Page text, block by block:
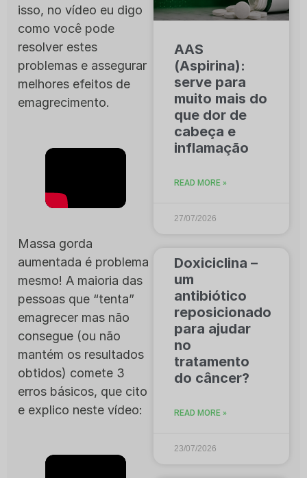
isso, no vídeo eu digo
como você pode
resolver estes
problemas e assegurar
melhores efeitos de
emagrecimento.
Massa gorda
aumentada é problema
mesmo! A maioria das
pessoas que “tenta”
emagrecer mas não
consegue (ou não
mantém os resultados
obtidos) comete 3
erros básicos, que cito
e explico neste vídeo:
AAS
(Aspirina):
serve para
muito mais do
que dor de
cabeça e
inflamação
READ MORE »
27/07/2026
Doxiciclina –
um
antibiótico
reposicionado
para ajudar
no
tratamento
do câncer?
READ MORE »
23/07/2026